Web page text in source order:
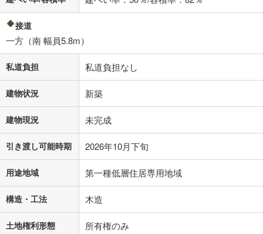
接道
一方（南 幅員5.8m）
私道負担 私道負担なし
建物状況 新築
建物現況 未完成
引き渡し可能時期 2026年10月下旬
用途地域 第一種低層住居専用地域
構造・工法 木造
土地権利形態 所有権のみ